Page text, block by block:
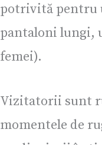
potrivită pentru
pantaloni lungi,
femei).
Vizitatorii sunt
momentele de